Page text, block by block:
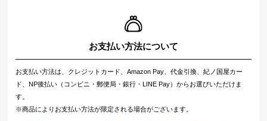
お支払い方法について
お支払い方法は、クレジットカード、Amazon Pay、代金引換、紀ノ国屋カー
ド、NP後払い（コンビニ・郵便局・銀行・LINE Pay）からお選びいただけま
す。
※商品によりお支払い方法が限定される場合がございます。